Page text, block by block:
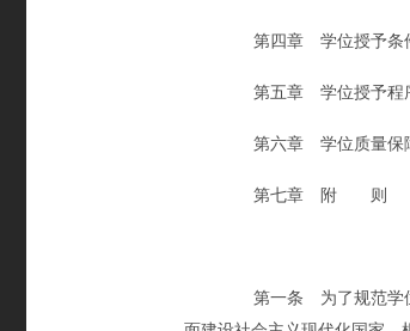
第四章 学位授予条
第五章 学位授予程
第六章 学位质量保
第七章 附 则
第一条 为了规范学位